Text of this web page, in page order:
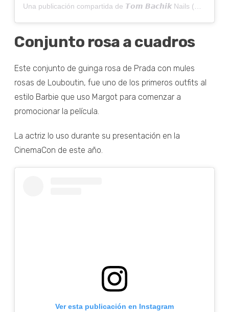
Conjunto rosa a cuadros
Este conjunto de guinga rosa de Prada con mules
rosas de Louboutin, fue uno de los primeros outfits al
estilo Barbie que uso Margot para comenzar a
promocionar la película.
La actriz lo uso durante su presentación en la
CinemaCon de este año.
Ver esta publicación en Instagram